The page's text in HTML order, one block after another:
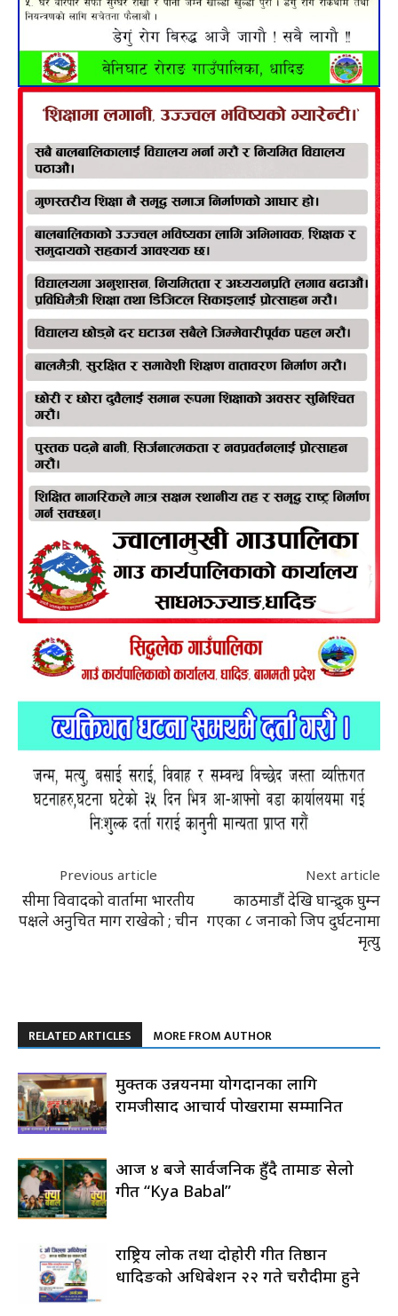
Previous article
सीमा विवादको वार्तामा भारतीय
पक्षले अनुचित माग राखेको ; चीन
Next article
काठमाडौं देखि घान्द्रुक घुम्न
गएका ८ जनाको जिप दुर्घटनामा
मृत्यु
RELATED ARTICLES MORE FROM AUTHOR
मुक्तक उन्नयनमा योगदानका लागि
रामजीप्रसाद आचार्य पोखरामा सम्मानित
आज ४ बजे सार्वजनिक हुँदै तामाङ सेलो
गीत “Kya Babal”
राष्ट्रिय लोक तथा दोहोरी गीत प्रतिष्ठान
धादिङको अधिबेशन २२ गते चरौदीमा हुने